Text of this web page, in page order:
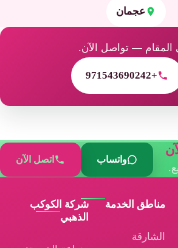
عجمان
— تواصل الآن.
+971543690242
واتساب اتصل الآن
مناطق الخدمة
الشارقة
شركة الكوكب
الذهبي